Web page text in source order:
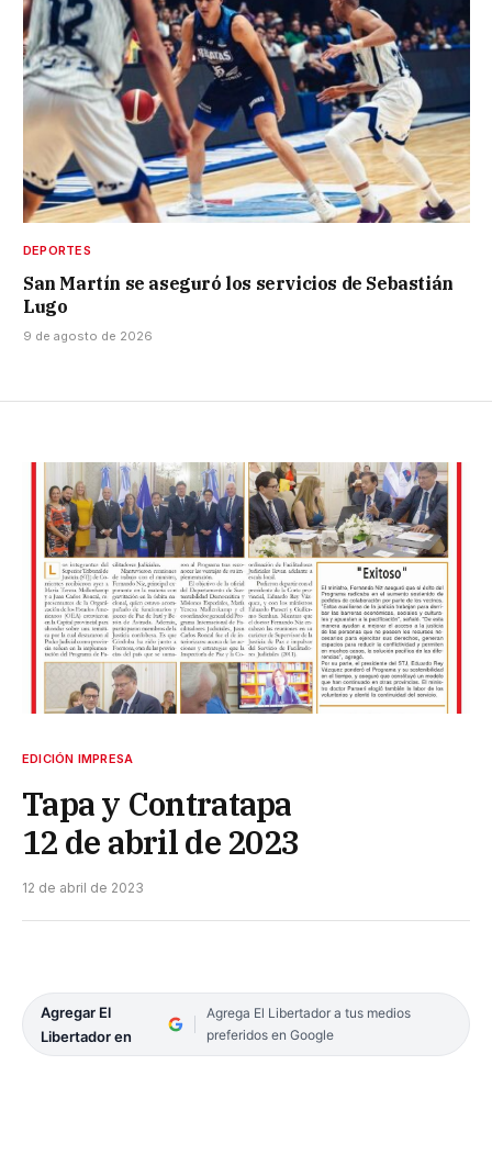
DEPORTES
San Martín se aseguró los servicios de Sebastián
Lugo
9 de agosto de 2026
EDICIÓN IMPRESA
Tapa y Contratapa
12 de abril de 2023
12 de abril de 2023
Agregar El
Libertador en
Agrega El Libertador a tus medios
preferidos en Google